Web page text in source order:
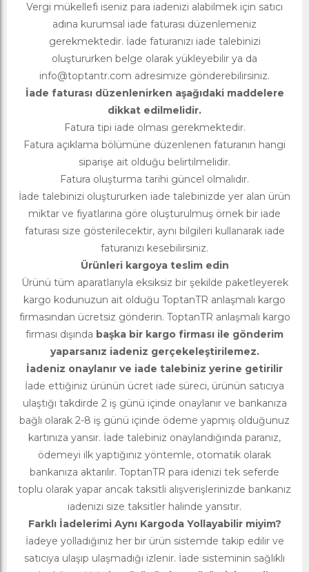
Vergi mükellefi iseniz para iadenizi alabilmek için satıcı
adına kurumsal iade faturası düzenlemeniz
gerekmektedir. İade faturanızı iade talebinizi
oluştururken belge olarak yükleyebilir ya da
info@toptantr.com adresimize gönderebilirsiniz.
İade faturası düzenlenirken aşağıdaki maddelere
dikkat edilmelidir.
Fatura tipi iade olması gerekmektedir.
Fatura açıklama bölümüne düzenlenen faturanın hangi
siparişe ait olduğu belirtilmelidir.
Fatura oluşturma tarihi güncel olmalıdır.
İade talebinizi oluştururken iade talebinizde yer alan ürün
miktar ve fiyatlarına göre oluşturulmuş örnek bir iade
faturası size gösterilecektir, aynı bilgileri kullanarak iade
faturanızı kesebilirsiniz.
Ürünleri kargoya teslim edin
Ürünü tüm aparatlarıyla eksiksiz bir şekilde paketleyerek
kargo kodunuzun ait olduğu ToptanTR anlaşmalı kargo
firmasından ücretsiz gönderin. ToptanTR anlaşmalı kargo
firması dışında başka bir kargo firması ile gönderim
yaparsanız iadeniz gerçekeleştirilemez.
İadeniz onaylanır ve iade talebiniz yerine getirilir
İade ettiğiniz ürünün ücret iade süreci, ürünün satıcıya
ulaştığı takdirde 2 iş günü içinde onaylanır ve bankanıza
bağlı olarak 2-8 iş günü içinde ödeme yapmış olduğunuz
kartınıza yansır. İade talebiniz onaylandığında paranız,
ödemeyi ilk yaptığınız yöntemle, otomatik olarak
bankanıza aktarılır. ToptanTR para idenizi tek seferde
toplu olarak yapar ancak taksitli alışverişlerinizde bankanız
iadenizi size taksitler halinde yansıtır.
Farklı İadelerimi Aynı Kargoda Yollayabilir miyim?
İadeye yolladığınız her bir ürün sistemde takip edilir ve
satıcıya ulaşıp ulaşmadığı izlenir. İade sisteminin sağlıklı